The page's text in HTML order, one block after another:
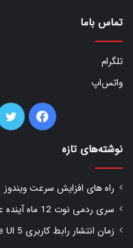
تماس باما
تلگرام
واتس‌اپ
فیس
نوشته‌های تازه
راه های افزایش سرعت ویندوز
سری ردمی نوت 12 ماه آینده عرضه شود
زمان انتشار رابط کاربری One UI 5 برای گوشی‌های سامسونگ مشخص شد